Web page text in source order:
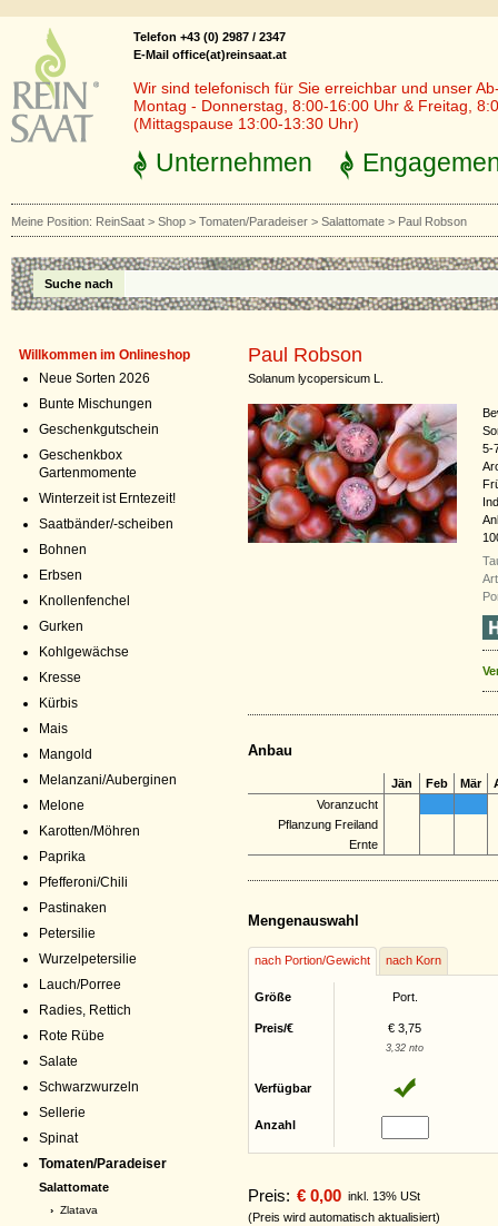
Telefon +43 (0) 2987 / 2347
E-Mail office(at)reinsaat.at
Wir sind telefonisch für Sie erreichbar und unser
Montag - Donnerstag, 8:00-16:00 Uhr & Freitag,
(Mittagspause 13:00-13:30 Uhr)
Unternehmen
Meine Position: ReinSaat > Shop > Tomaten/Paradeiser > Salattomate > Paul Robson
Suche nach
Willkommen im Onlineshop
Neue Sorten 2026
Bunte Mischungen
Geschenkgutschein
Geschenkbox
Gartenmomente
Winterzeit ist Erntezeit!
Saatbänder/-scheiben
Bohnen
Erbsen
Knollenfenchel
Gurken
Kohlgewächse
Kresse
Kürbis
Mais
Mangold
Melanzani/Auberginen
Melone
Karotten/Möhren
Paprika
Pfefferoni/Chili
Pastinaken
Petersilie
Wurzelpetersilie
Lauch/Porree
Radies, Rettich
Rote Rübe
Salate
Schwarzwurzeln
Sellerie
Spinat
Tomaten/Paradeiser
Salattomate
› Zlatava
Paul Robson
Solanum lycopersicum L.
5-
Anbau
Jän Feb Mär
Voranzucht
Pflanzung Freiland
Ernte
Mengenauswahl
nach Portion/Gewicht nach Korn
Größe Port.
Preis/€ € 3,75
3,32 nto
Verfügbar
Anzahl
Preis: € 0,00 inkl. 13% USt
(Preis wird automatisch aktualisiert)